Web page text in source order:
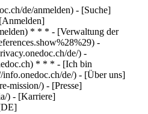
de/anmelden) - [Suche]
* * * - [Verwaltung der
-
de/) -
* * * - [Ich bin
info.onedoc.ch/de/) - [Über uns]
mission/) - [Presse]
) - [Karriere]